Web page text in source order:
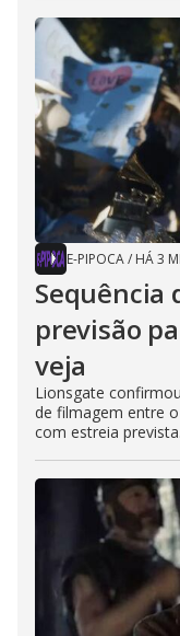
E-PIPOCA/ HÁ 3
Sequência
previsão
veja
Lionsgate
de filmagem entre
com estreia